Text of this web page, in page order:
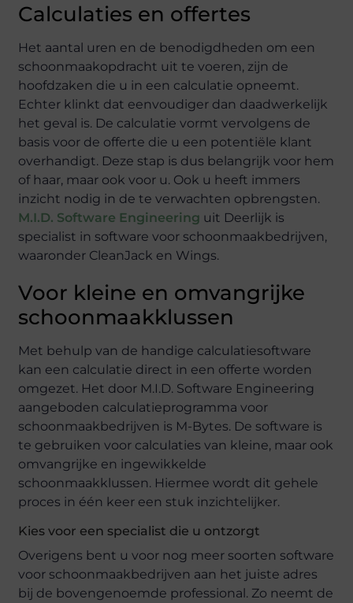
Calculaties en offertes
Het aantal uren en de benodigdheden om een
schoonmaakopdracht uit te voeren, zijn de
hoofdzaken die u in een calculatie opneemt.
Echter klinkt dat eenvoudiger dan daadwerkelijk
het geval is. De calculatie vormt vervolgens de
basis voor de offerte die u een potentiële klant
overhandigt. Deze stap is dus belangrijk voor hem
of haar, maar ook voor u. Ook u heeft immers
inzicht nodig in de te verwachten opbrengsten.
M.I.D. Software Engineering uit Deerlijk is
specialist in software voor schoonmaakbedrijven,
waaronder CleanJack en Wings.
Voor kleine en omvangrijke
schoonmaakklussen
Met behulp van de handige calculatiesoftware
kan een calculatie direct in een offerte worden
omgezet. Het door M.I.D. Software Engineering
aangeboden calculatieprogramma voor
schoonmaakbedrijven is M-Bytes. De software is
te gebruiken voor calculaties van kleine, maar ook
omvangrijke en ingewikkelde
schoonmaakklussen. Hiermee wordt dit gehele
proces in één keer een stuk inzichtelijker.
Kies voor een specialist die u ontzorgt
Overigens bent u voor nog meer soorten software
voor schoonmaakbedrijven aan het juiste adres
bij de bovengenoemde professional. Zo neemt de